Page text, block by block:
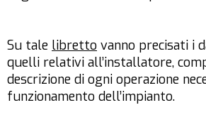
Su tale libretto vanno precisati i
quelli relativi all’installatore,
descrizione di ogni operazione
funzionamento dell’impianto.